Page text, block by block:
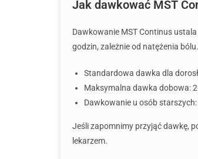
Jak dawkować MST
Dawkowanie MST Continus
godzin, zależnie od natężenia
Standardowa dawka dla
Maksymalna dawka dobowa:
Dawkowanie u osób
Jeśli zapomnimy przyjąć dawkę,
lekarzem.